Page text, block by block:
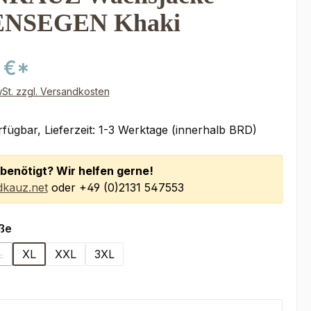
Khaki
€*
zzgl. Versandkosten
Lieferzeit: 1-3 Werktage (innerhalb BRD)
Wir helfen gerne!
oder +49 (0)2131 547553
auswählen
Option ist zurzeit nicht verfügbar.)
XL XXL 3XL